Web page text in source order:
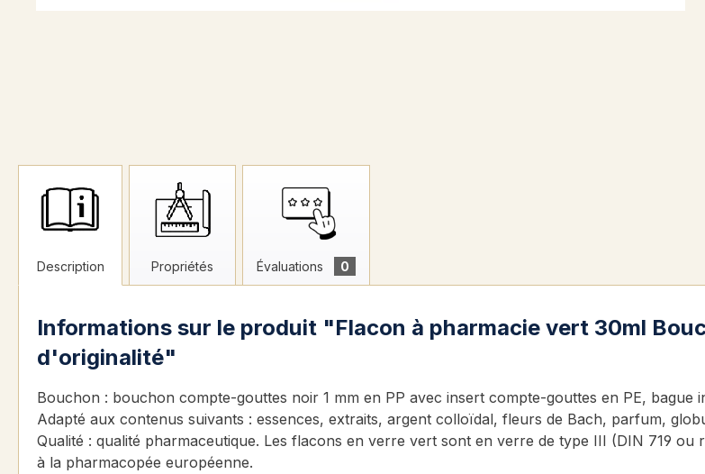
Description Propriétés Évaluations 0
Informations sur le produit "Flacon à pharmacie vert 30ml
d'originalité"
Bouchon : bouchon compte-gouttes noir 1 mm en PP avec insert compte-gouttes en PE, bague
Adapté aux contenus suivants : essences, extraits, argent colloïdal, fleurs de Bach, parfum,
Qualité : qualité pharmaceutique. Les flacons en verre vert sont en verre de type III (DIN 719
à la pharmacopée européenne.